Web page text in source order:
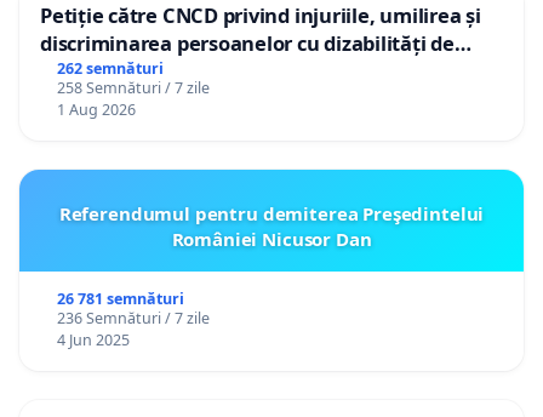
Petiție către CNCD privind injuriile, umilirea și
discriminarea persoanelor cu dizabilități de
către utilizatorul TikTok „Gorici”
262 semnături
258 Semnături / 7 zile
1 Aug 2026
Referendumul pentru demiterea Preşedintelui
României Nicusor Dan
26 781 semnături
236 Semnături / 7 zile
4 Jun 2025